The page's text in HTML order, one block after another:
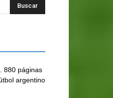
880 páginas
argentino